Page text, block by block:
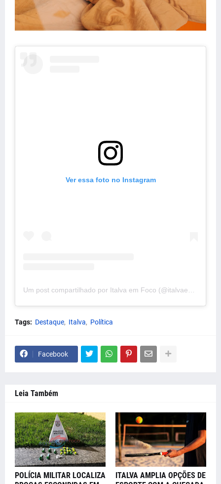
Ver essa foto no Instagram
Tags: Destaque Italva Política
Facebook
Leia Também
POLÍCIA MILITAR LOCALIZA
ITALVA AMPLIA OPÇÕES DE